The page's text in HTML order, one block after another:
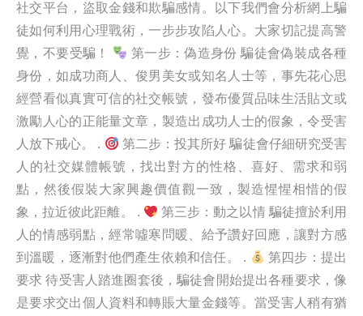
社交平台，盜取金錢和欺騙感情。以下我們會分析網上騙
徒如何利用心理戰術，一步步攻陷人心。大家切記提高警
覺，不要受騙！
第一步：偽造身份 騙徒會偽裝成各種
身份，如成功商人、俊男美女或知名人士等，事先花心思
經營看似真實可信的社交帳號，發布優質品味生活貼文或
激勵人心的正能量文章，製造出成功人士的假象，令受害
人放下戒心。 .
第二步：投其所好 騙徒會仔細研究受害
人的社交媒體帳號，找出對方的性格、喜好、需求和弱
點，然後假裝大家興趣價值觀一致，製造惺惺相惜的假
象，拉近彼此距離。 .
第三步：動之以情 騙徒擅於利用
人的情感弱點，經常噓寒問暖、給予讚好回應，讓對方感
到溫暖，逐漸對他們產生依賴和信任。 .
第四步：提出
要求 待受害人踏進圈套後，騙徒會開始提出各種要求，像
是要求交出個人資料和轉賬大量金錢等。當受害人稍有猶